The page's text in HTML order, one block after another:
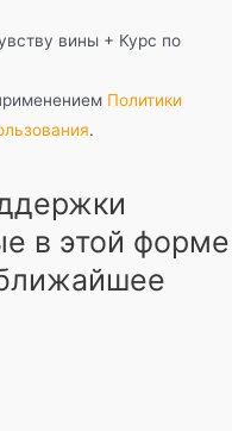
вины + Курс по
Политики
.
в этой форме